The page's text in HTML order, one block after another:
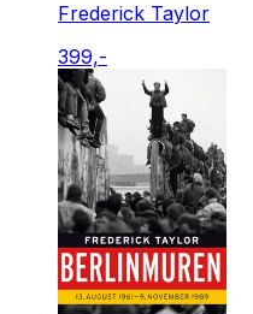
Frederick Taylor
399,-